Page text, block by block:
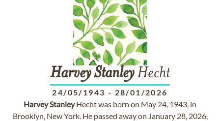
HarveyStanleyHecht
24/05/1943 - 28/01/2026
HarveyStanleyHecht was born on May 24, 1943, in
Brooklyn, New York. He passed away on January 28, 2026,